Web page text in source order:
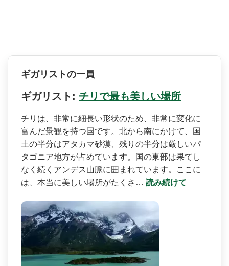
ギガリストの一員
ギガリスト: チリで最も美しい場所
チリは、非常に細長い形状の­ため、非常に変化に
富んだ景観を持つ国です。北から­南にかけて、国
土の半分はアタカマ砂漠、残りの半分­は厳しいパ
タゴニア地方が占めています。国の東部は­果てし
なく続くアンデス山脈に囲まれています。ここ­に
は、本当に美しい場所がたくさ… 読み続けて